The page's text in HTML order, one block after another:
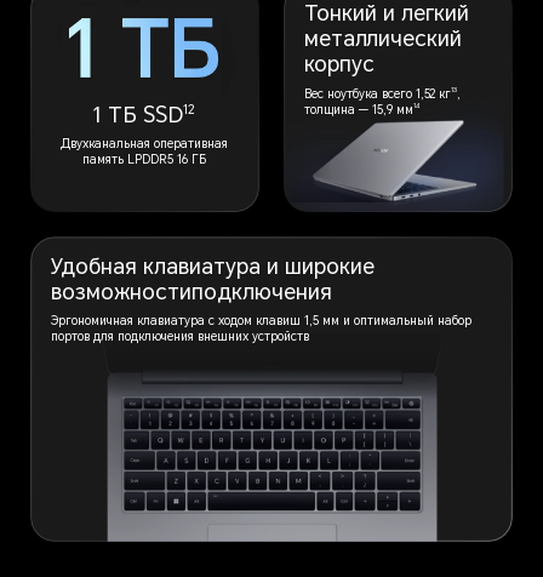
1 ТБ SSD12
Двухканальная оперативная
память LPDDR5 16 ГБ
Тонкий и легкий
металлический
корпус
Вес ноутбука всего 1,52 кг13
толщина — 15,9 мм 14
Удобная клавиатура и широкие
возможностиподключения
Эргономичная клавиатура с ходом клавиш 1,5 мм и оптимальный набор
портов для подключения внешних устройств